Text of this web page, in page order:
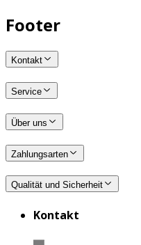
Footer
Kontakt
Service
Über uns
Zahlungsarten
Qualität und Sicherheit
Kontakt